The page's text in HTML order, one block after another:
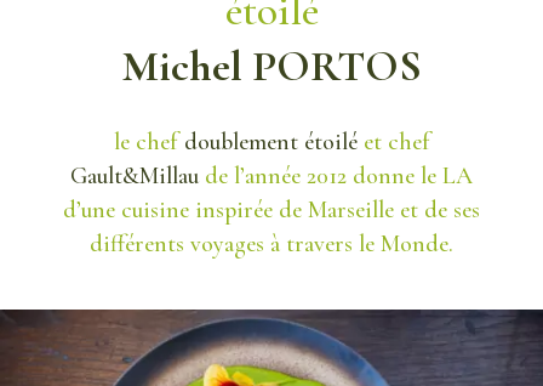
Michel PORTOS
le chefdoublement étoiléet chef
Gault&Millau de l’année 2012 donne le LA
d’une cuisine inspirée de Marseille et de ses
différents voyages à travers le Monde.